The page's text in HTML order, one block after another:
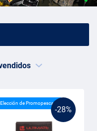
-28%
Elección de Promopesca